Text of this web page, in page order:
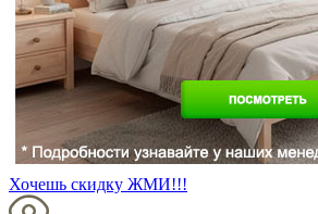
Хочешь скидку ЖМИ!!!